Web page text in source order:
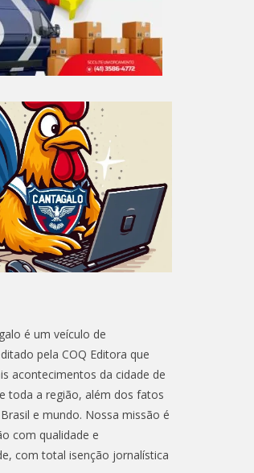
é um veículo de
pela COQ Editora que
acontecimentos da cidade de
toda a região, além dos fatos
e mundo. Nossa missão é
com qualidade e
com total isenção jornalística